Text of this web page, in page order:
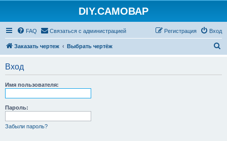
DIY.САМОВАР
FAQ Связаться с администрацией Вход
Регистрация
Заказать чертеж Выбрать чертёж
Вход
Имя пользователя:
Пароль:
Забыли пароль?